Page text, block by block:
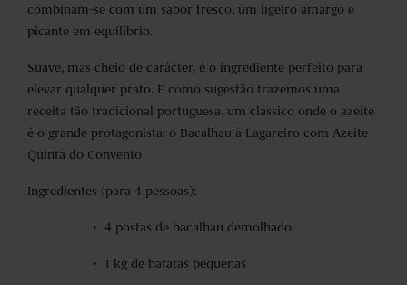
combinam-se com um sabor fresco, um ligeiro amargo e
picante em equilíbrio.
Suave, mas cheio de carácter, é o ingrediente perfeito para
elevar qualquer prato. E como sugestão trazemos uma
receita tão tradicional portuguesa, um clássico onde o azeite
é o grande protagonista: o Bacalhau à Lagareiro com Azeite
Quinta do Convento
Ingredientes (para 4 pessoas):
• 4 postas de bacalhau demolhado
• 1 kg de batatas pequenas